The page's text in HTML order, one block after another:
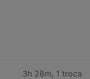
3h 28m, 1 troca